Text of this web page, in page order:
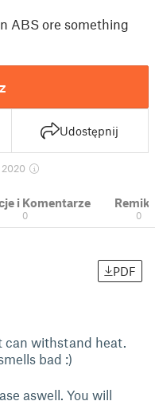
ABS ore something
Udostępnij
2020
i Komentarze
0 0
PDF
can withstand heat.
bad :)
aswell. You will